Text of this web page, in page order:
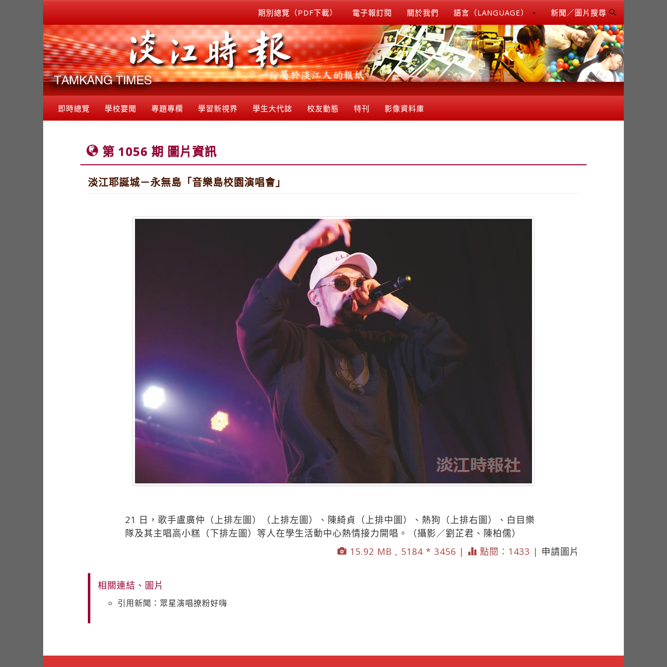
期別總覽（PDF下載） 電子報訂閱 關於我們 語言（LANGUAGE） 新聞／圖片搜尋
即時總覽 學校要聞 專題專欄 學習新視界 學生大代誌 校友動態 特刊 影像資料庫
第 1056 期 圖片資訊
淡江耶誕城－永無島「音樂島校園演唱會」
21 日，歌手盧廣仲（上排左圖）（上排左圖）、陳綺貞（上排中圖）、熱狗（上排右圖）、白目樂
隊及其主唱高小糕（下排左圖）等人在學生活動中心熱情接力開唱。（攝影／劉芷君、陳柏儒）
15.92 MB , 5184 * 3456 |
點閱：1433 | 申請圖片
相關連結、圖片
引用新聞：眾星演唱撩粉好嗨